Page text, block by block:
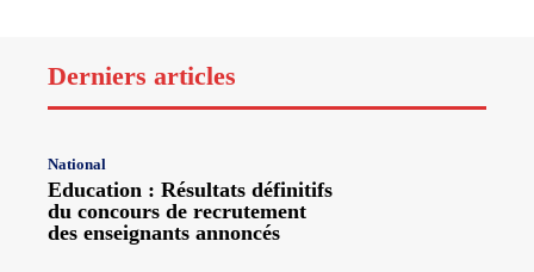
Derniers articles
National
Education : Résultats définitifs
du concours de recrutement
des enseignants annoncés